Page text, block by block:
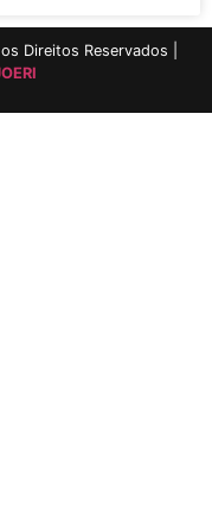
Direitos Reservados |